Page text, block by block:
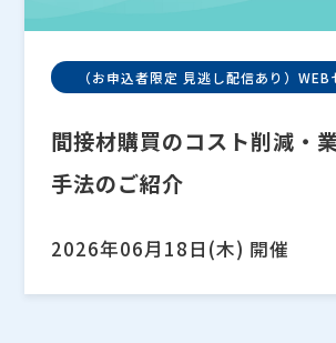
（お申込者限定 見逃し配信あり）WEB
間接材購買のコスト削減・
手法のご紹介
2026年06月18日(木) 開催